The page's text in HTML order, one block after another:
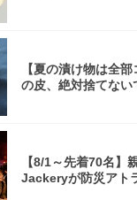
【夏の漬け物は全
の皮、絶対捨てない
【8/1～先着70名】
Jackeryが防災アト